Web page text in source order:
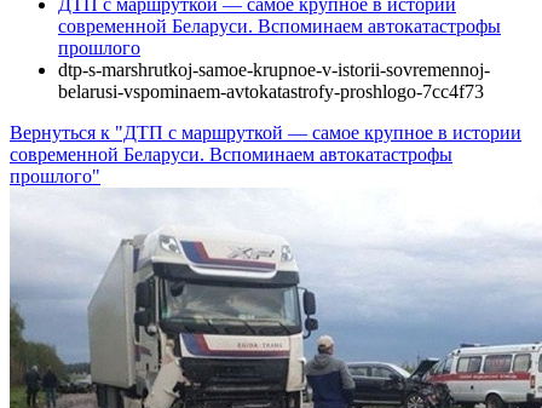
ДТП с маршруткой — самое крупное в истории
современной Беларуси. Вспоминаем автокатастрофы
прошлого
dtp-s-marshrutkoj-samoe-krupnoe-v-istorii-sovremennoj-
belarusi-vspominaem-avtokatastrofy-proshlogo-7cc4f73
Вернуться к "ДТП с маршруткой — самое крупное в истории
современной Беларуси. Вспоминаем автокатастрофы
прошлого"